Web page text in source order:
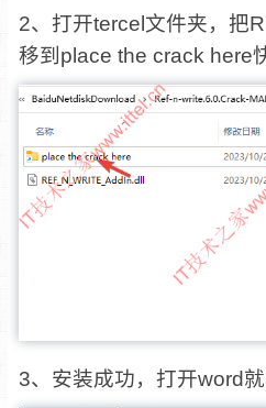
2、打开tercel文件夹，把
移到place the crack here
3、安装成功，打开word